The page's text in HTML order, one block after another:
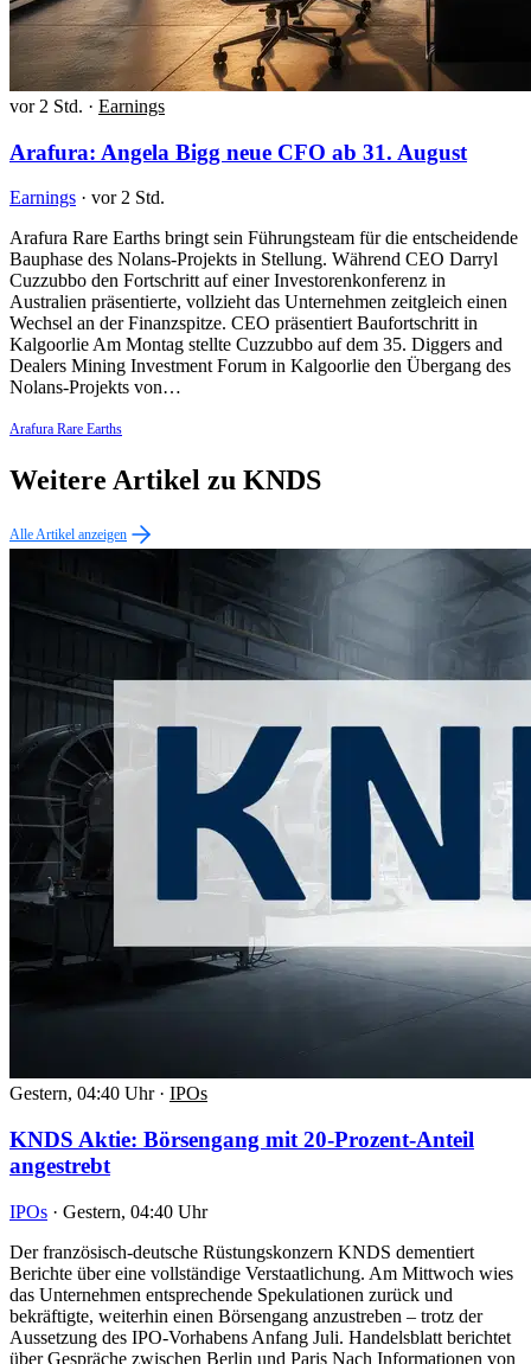
vor 2 Std. · Earnings
Arafura: Angela Bigg neue CFO ab 31. August
Earnings · vor 2 Std.
Arafura Rare Earths bringt sein Führungsteam für die entscheidende
Bauphase des Nolans-Projekts in Stellung. Während CEO Darryl
Cuzzubbo den Fortschritt auf einer Investorenkonferenz in
Australien präsentierte, vollzieht das Unternehmen zeitgleich einen
Wechsel an der Finanzspitze. CEO präsentiert Baufortschritt in
Kalgoorlie Am Montag stellte Cuzzubbo auf dem 35. Diggers and
Dealers Mining Investment Forum in Kalgoorlie den Übergang des
Nolans-Projekts von…
Arafura Rare Earths
Weitere Artikel zu KNDS
Alle Artikel anzeigen
Gestern, 04:40 Uhr · IPOs
KNDS Aktie: Börsengang mit 20-Prozent-Anteil
angestrebt
IPOs · Gestern, 04:40 Uhr
Der französisch-deutsche Rüstungskonzern KNDS dementiert
Berichte über eine vollständige Verstaatlichung. Am Mittwoch wies
das Unternehmen entsprechende Spekulationen zurück und
bekräftigte, weiterhin einen Börsengang anzustreben – trotz der
Aussetzung des IPO-Vorhabens Anfang Juli. Handelsblatt berichtet
über Gespräche zwischen Berlin und Paris Nach Informationen von